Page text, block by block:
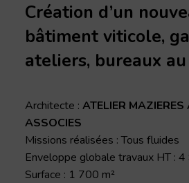
Création d’un
bâtiment viticole,
ateliers, bureaux
Architecte :ATELIER MAZIERES
ASSOCIES
Missions réalisées : Tous fluides
Enveloppe globale travaux HT :
Surface : 1 700 m²